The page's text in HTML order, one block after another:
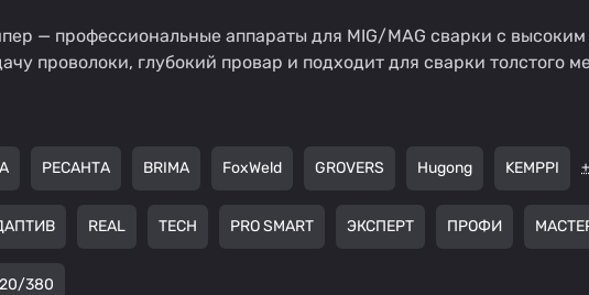
— профессиональные аппараты для MIG/MAG сварки с
проволоки, глубокий провар и подходит для сварки толстого
без
дома
45 товаров
РЕСАНТА BRIMA FoxWeld GROVERS Hugong KEMPPI
REAL TECH PRO SMART ЭКСПЕРТ ПРОФИ
380